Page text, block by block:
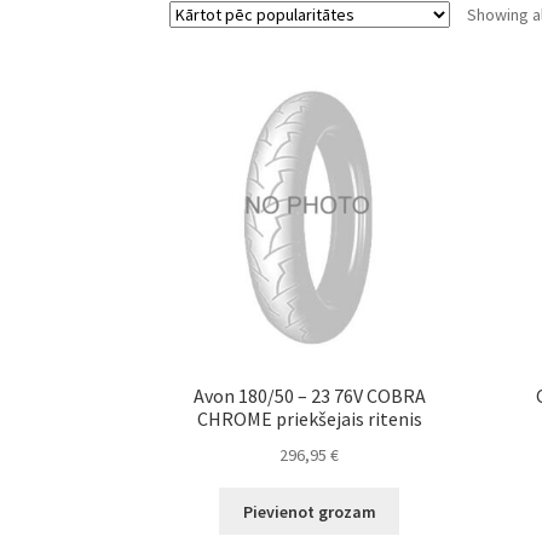
Showing
Avon 180/50 – 23 76V COBRA
CHROME priekšejais ritenis
296,95€
Pievienot grozam